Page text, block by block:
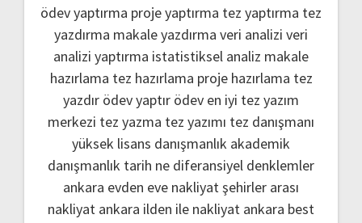
ödev yaptırma proje yaptırma tez yaptırma tez
yazdırma makale yazdırma veri analizi veri
analizi yaptırma istatistiksel analiz makale
hazırlama tez hazırlama proje hazırlama tez
yazdır ödev yaptır ödev en iyi tez yazım
merkezi tez yazma tez yazımı tez danışmanı
yüksek lisans danışmanlık akademik
danışmanlık tarih ne diferansiyel denklemler
ankara evden eve nakliyatşehirler arası
nakliyat ankara ilden ile nakliyat ankara best